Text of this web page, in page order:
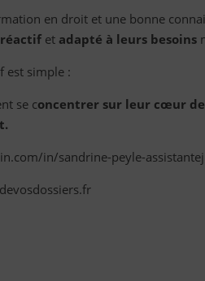
en droit et une bonne
et adapté à leurs besoins
est simple :
se concentrer sur leur cœur
in/sandrine-peyle-